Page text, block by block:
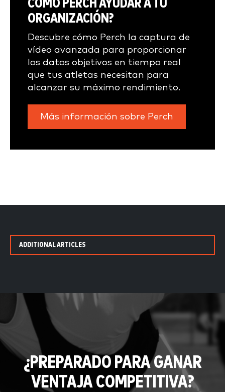
CÓMO PERCH AYUDAR A TU
ORGANIZACIÓN?
Descubre cómo Perch la captura de
vídeo avanzada para proporcionar
los datos objetivos en tiempo real
que tus atletas necesitan para
alcanzar su máximo rendimiento.
Más información sobre Perch
ADDITIONAL ARTICLES
¿PREPARADO PARA GANAR
VENTAJA COMPETITIVA?